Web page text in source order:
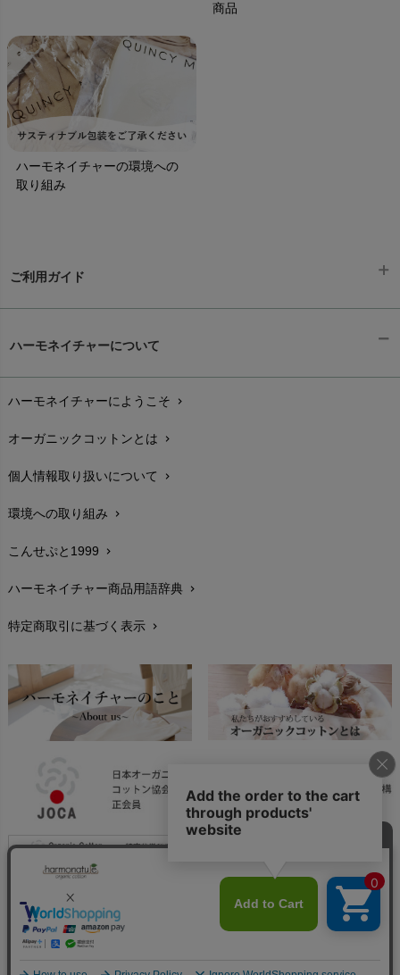
商品
ハーモネイチャーの環境への
取り組み
ご利用ガイド
配送と送料chevron_right
在庫状況と発送予定chevron_right
サイズ・寸法chevron_right
生地・素材chevron_right
お手入れについて
レビューを書こうchevron_right
返品交換chevron_right
FAXでのご注文
お問い合わせchevron_right
ハーモネイチャーについて
ハーモネイチャーにようこそ chevron_right
オーガニックコットンとは chevron_right
個人情報取り扱いについて chevron_right
環境への取り組み chevron_right
こんせぷと1999 chevron_right
ハーモネイチャー商品用語辞典 chevron_right
特定商取引に基づく表示 chevron_right